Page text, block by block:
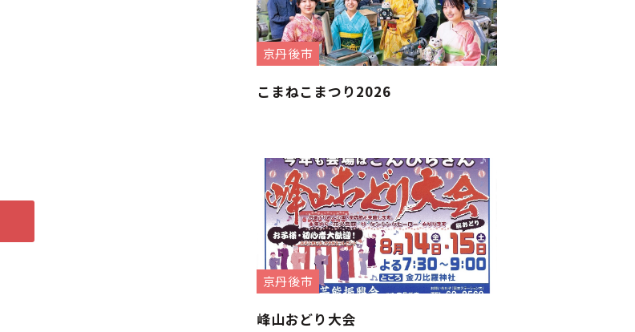
京丹後市
こまねこまつり2026
京丹後市
峰山おどり大会